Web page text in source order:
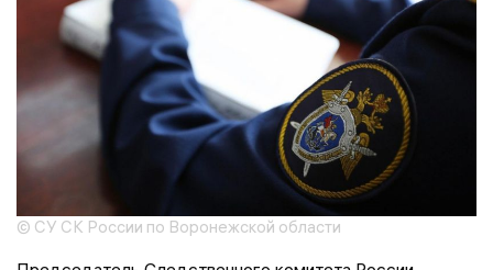
© СУ СК России по Воронежской области